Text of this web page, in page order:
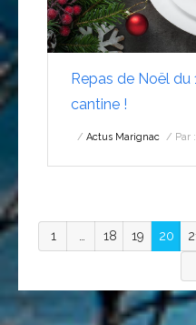
Repas de Noël
cantine !
Actus Marignac Par :
1 … 18 19 20